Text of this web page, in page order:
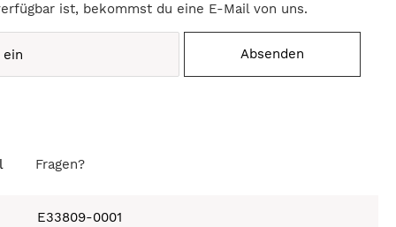
ist, bekommst du eine E-Mail von uns.
Absenden
Fragen?
E33809-0001